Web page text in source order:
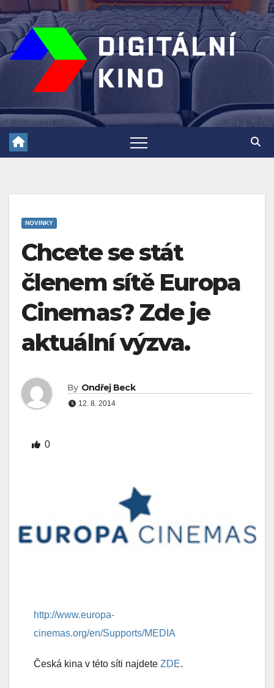
Skip
to
content
NOVINKY
Chcete se stát
členem sítě Europa
Cinemas? Zde je
aktuální výzva.
By Ondřej Beck
12. 8. 2014
0
http://www.europa-
cinemas.org/en/Supports/MEDIA
Česká kina v této síti najdete ZDE.